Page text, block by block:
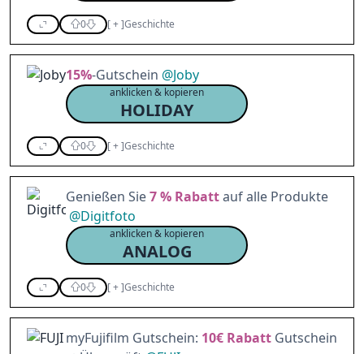
0 [+]Geschichte
15%-Gutschein @Joby
anklicken & kopieren
HOLIDAY
0 [+]Geschichte
Genießen Sie7 % Rabattauf alle Produkte
@Digitfoto
anklicken & kopieren
ANALOG
0 [+]Geschichte
myFujifilm Gutschein: 10€ Rabatt Gutschein